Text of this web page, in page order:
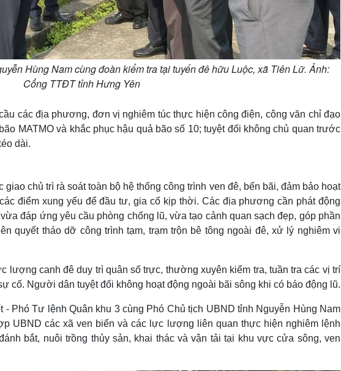
Hùng Nam cùng đoàn kiểm tra tại tuyến đê hữu Luộc, xã Tiên Lữ. Ảnh:
Cổng TTĐT tỉnh Hưng Yên
các địa phương, đơn vị nghiêm túc thực hiện công điện, công văn chỉ đạo
MATMO và khắc phục hậu quả bão số 10; tuyệt đối không chủ quan trước
dài.
chủ trì rà soát toàn bộ hệ thống công trình ven đê, bến bãi, đảm bảo hoạt
điểm xung yếu để đầu tư, gia cố kịp thời. Các địa phương cần phát động
đáp ứng yêu cầu phòng chống lũ, vừa tạo cảnh quan sạch đẹp, góp phần
quyết tháo dỡ công trình tạm, trạm trộn bê tông ngoài đê, xử lý nghiêm vi
lượng canh đê duy trì quân số trực, thường xuyên kiểm tra, tuần tra các vị trí
cố. Người dân tuyệt đối không hoạt động ngoài bãi sông khi có báo động lũ.
Phó Tư lệnh Quân khu 3 cùng Phó Chủ tịch UBND tỉnh Nguyễn Hùng Nam
UBND các xã ven biển và các lực lượng liên quan thực hiện nghiêm lệnh
bắt, nuôi trồng thủy sản, khai thác và vận tải tại khu vực cửa sông, ven